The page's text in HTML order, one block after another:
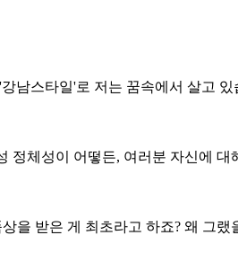
남스타일'로 저는 꿈속에서 살고 있
정체성이 어떻든, 여러분 자신에 대
을 받은 게 최초라고 하죠? 왜 그랬